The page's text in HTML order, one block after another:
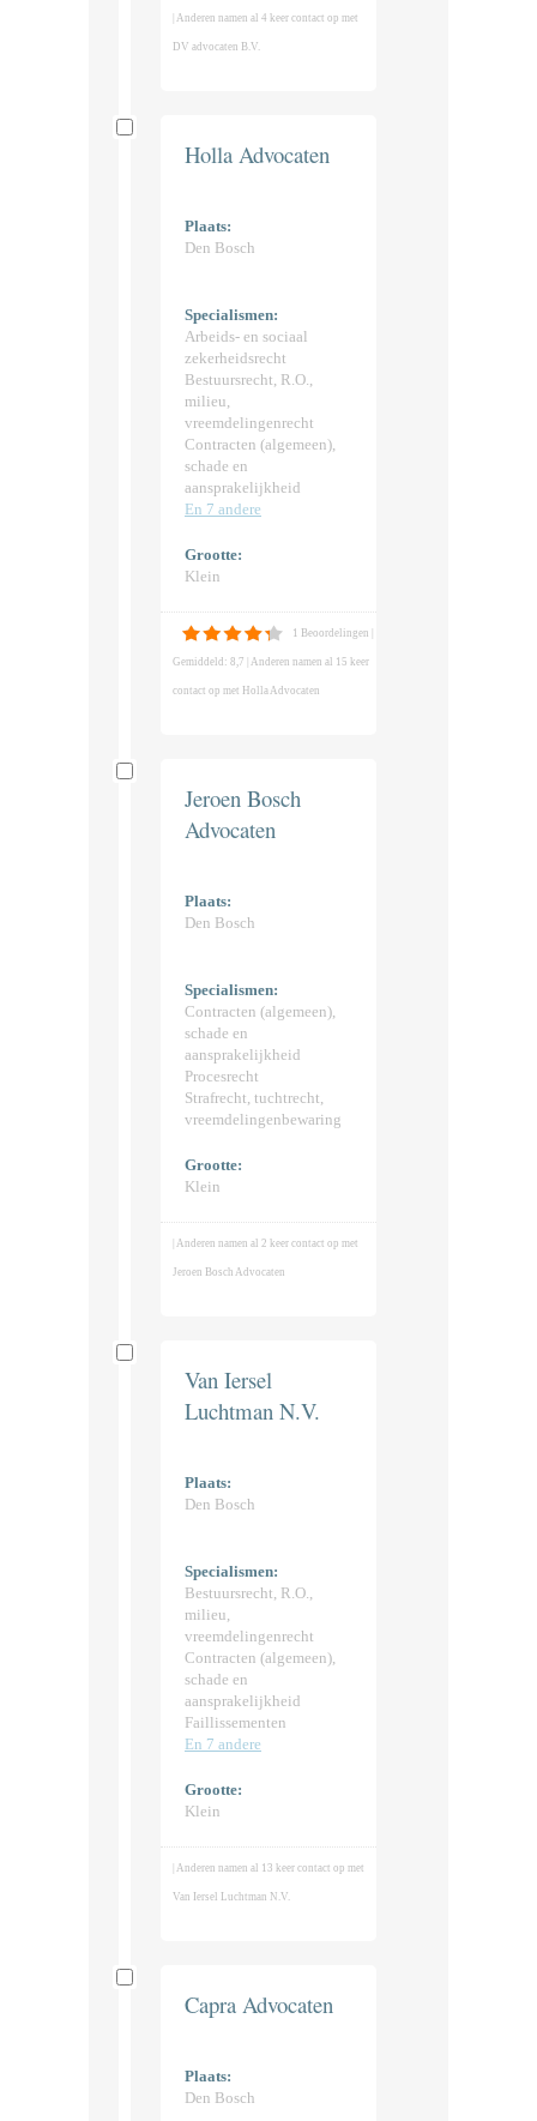
| Anderen namen al 4 keer contact op met
DV advocaten B.V.
Holla Advocaten
Plaats:
Den Bosch
Specialismen:
Arbeids- en sociaal
zekerheidsrecht
Bestuursrecht, R.O.,
milieu,
vreemdelingenrecht
Contracten (algemeen),
schade en
aansprakelijkheid
En 7 andere
Grootte:
Klein
1 Beoordelingen |
Gemiddeld: 8,7 | Anderen namen al 15 keer
contact op met Holla Advocaten
Jeroen Bosch
Advocaten
Plaats:
Den Bosch
Specialismen:
Contracten (algemeen),
schade en
aansprakelijkheid
Procesrecht
Strafrecht, tuchtrecht,
vreemdelingenbewaring
Grootte:
Klein
| Anderen namen al 2 keer contact op met
Jeroen Bosch Advocaten
Van Iersel
Luchtman N.V.
Plaats:
Den Bosch
Specialismen:
Bestuursrecht, R.O.,
milieu,
vreemdelingenrecht
Contracten (algemeen),
schade en
aansprakelijkheid
Faillissementen
En 7 andere
Grootte:
Klein
| Anderen namen al 13 keer contact op met
Van Iersel Luchtman N.V.
Capra Advocaten
Plaats:
Den Bosch